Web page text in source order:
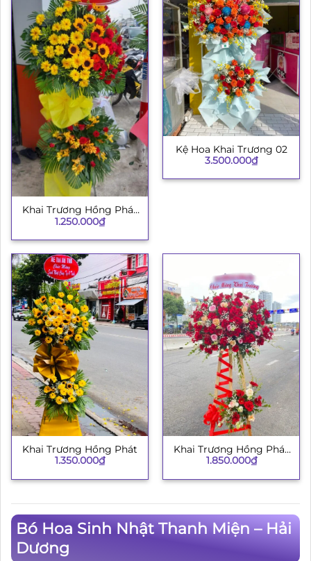
Khai Trương Hồng Phát
H008
1.250.000₫
Kệ Hoa Khai Trương 02
3.500.000₫
Khai Trương Hồng Phát
1.350.000₫
Khai Trương Hồng Phát
134
1.850.000₫
Bó Hoa Sinh Nhật Thanh Miện – Hải
Dương